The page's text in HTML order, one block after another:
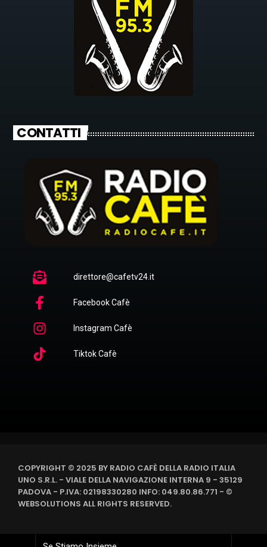
CONTATTI
direttore@cafetv24.it
Facebook Cafè
Instagram Cafè
Tiktok Cafè
COPYRIGHT © 2025 BY RADIO CAFÈ DELLA RADIO ITALIA
UNO S.R.L. - VIALE DELLA NAVIGAZIONE INTERNA 9 - 35129
PADOVA - P.IVA: 02198330280 INFO: 049.80.86.771 - ©
WEBSOLUTIONS ALL RIGHTS RESERVED.